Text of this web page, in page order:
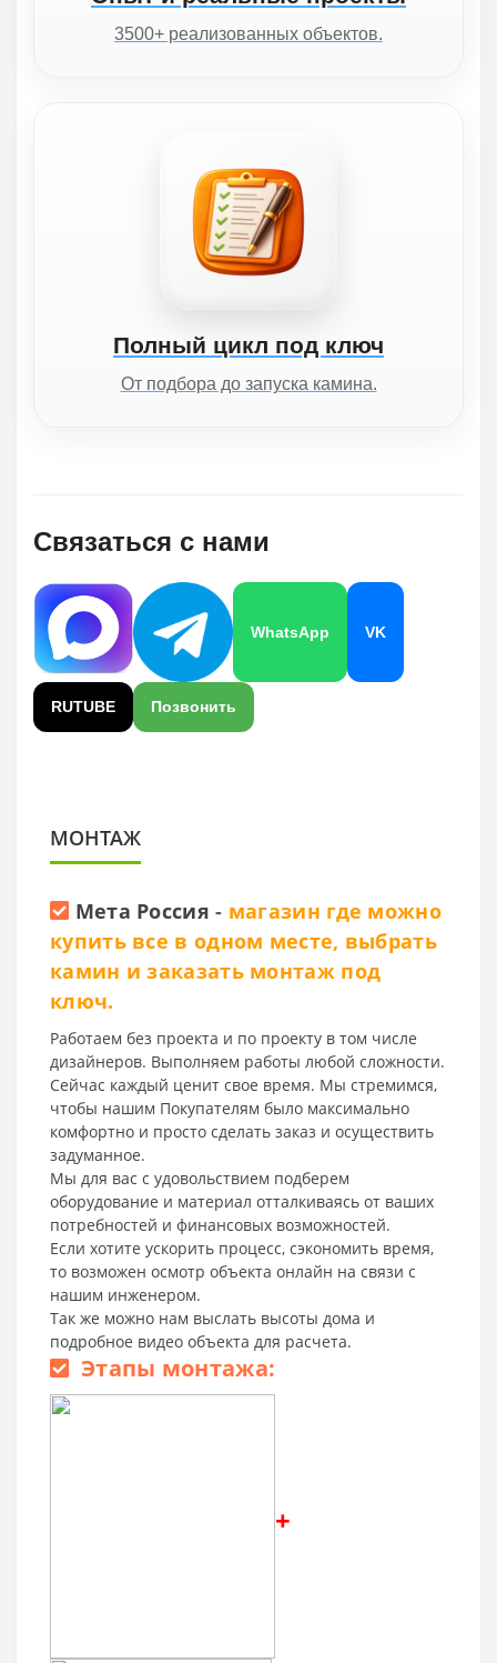
3500+ реализованных объектов.
Полный цикл под ключ
От подбора до запуска камина.
Связаться с нами
WhatsApp VK
RUTUBE Позвонить
МОНТАЖ
Мета Россия - магазин где можно
купить все в одном месте, выбрать
камин и заказать монтаж под
ключ.
Работаем без проекта и по проекту в том числе
дизайнеров. Выполняем работы любой сложности.
Сейчас каждый ценит свое время. Мы стремимся,
чтобы нашим Покупателям было максимально
комфортно и просто сделать заказ и осуществить
задуманное.
Мы для вас с удовольствием подберем
оборудование и материал отталкиваясь от ваших
потребностей и финансовых возможностей.
Если хотите ускорить процесс, сэкономить время,
то возможен осмотр объекта онлайн на связи с
нашим инженером.
Так же можно нам выслать высоты дома и
подробное видео объекта для расчета.
Этапы монтажа:
+